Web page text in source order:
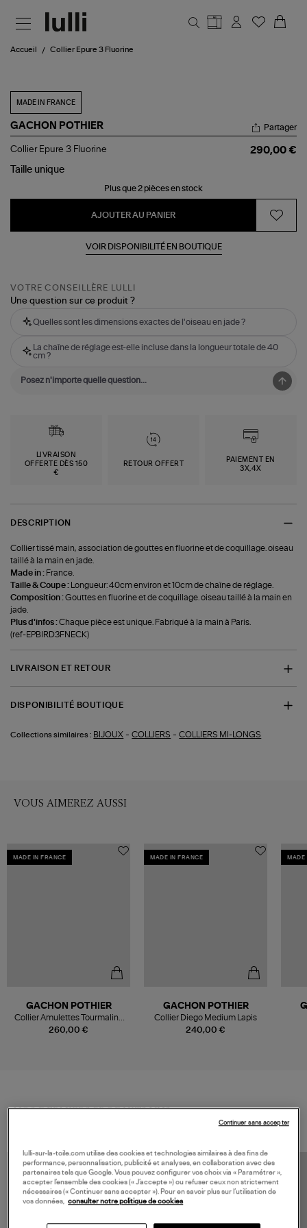
Accueil Collier Epure 3 Fluorine
MADE IN FRANCE
GACHON POTHIER
Collier
3
Partager
Collier Epure 3 Fluorine
290,00 €
Taille unique
Plus que 2 pièces en stock
AJOUTER AU PANIER
VOIR DISPONIBILITÉ EN BOUTIQUE
VOTRE CONSEILLÈRE LULLI
Une question sur ce produit ?
Quelles sont les dimensions exactes de l'oiseau en jade ?
La chaîne de réglage est-elle incluse dans la longueur totale de 40
cm ?
LIVRAISON
OFFERTE DÈS 150
€
RETOUR OFFERT
PAIEMENT EN
3X,4X
DESCRIPTION
Collier tissé main, association de gouttes en fluorine et de coquillage. oiseau
taillé à la main en jade.
Made in : France.
Taille & Coupe :
Longueur: 40cm environ et 10cm de chaîne de réglage.
Composition :Gouttes en fluorine et de coquillage. oiseau taillé à la main en
jade.
Plus d'infos :Chaque pièce est unique. Fabriqué à la main à Paris.
(ref-EPBIRD3FNECK)
LIVRAISON ET RETOUR
DISPONIBILITÉ BOUTIQUE
Collections similaires : BIJOUX -COLLIERS -COLLIERS MI-LONGS
VOUS AIMEREZ AUSSI
MADE IN FRANCE
260,00 €
GACHON POTHIER
Collier Amulettes Tourmaline
Corail
MADE IN FRANCE
240,00 €
GACHON POTHIER
Collier Diego Medium Lapis
MADE
VOS DERNIERS PRODUITS VUS
lulli-sur-la-toile.com utilise des cookies et technologies similaires à des fins de
performance, personnalisation, publicité et analyses, en collaboration avec des
partenaires tels que Google. Vous pouvez configurer vos choix via « Paramétrer »,
accepter l’ensemble des cookies (« J’accepte ») ou refuser ceux non strictement
nécessaires (« Continuer sans accepter »). Pour en savoir plus sur l’utilisation de
vos données,
consulter notre politique de cookies
Continuer sans accepter